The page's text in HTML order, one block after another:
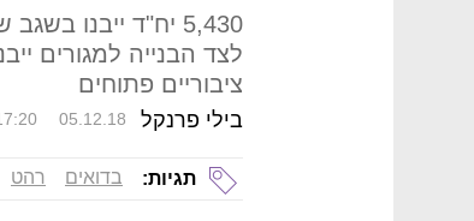
לצד הבנייה למגורים
ציבוריים פתוחים
בילי פרנקל 05.12.18
תגיות: בדואים רהט